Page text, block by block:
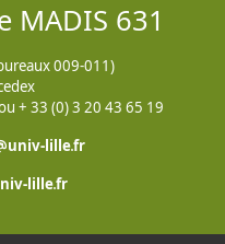
MADIS 631
009-011)
+ 33 (0) 3 20 43 65 19
univ-lillefr
lillefr